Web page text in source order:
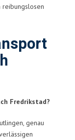
reibungslosen
Fredrikstad?
genau